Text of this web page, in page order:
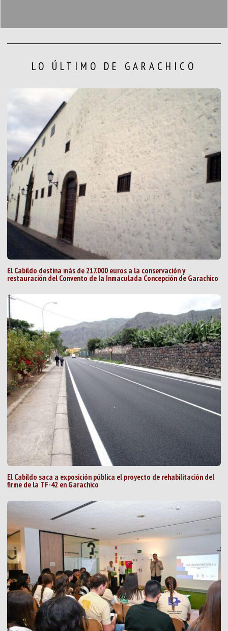
LO ÚLTIMO DE GARACHICO
El Cabildo destina más de 217.000 euros a la conservación y
restauración del Convento de la Inmaculada Concepción de Garachico
El Cabildo saca a exposición pública el proyecto de rehabilitación del
firme de la TF-42 en Garachico